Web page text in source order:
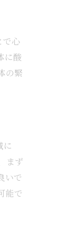
で心
に酸
の緊
に
まず
いで
能で